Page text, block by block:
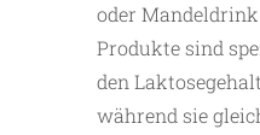
oder
Produkte sind
den
während sie